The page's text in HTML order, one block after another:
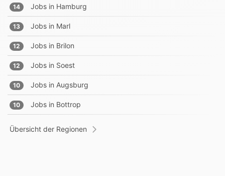
14 Jobs in Hamburg
13 Jobs in Marl
12 Jobs in Brilon
12 Jobs in Soest
10 Jobs in Augsburg
10 Jobs in Bottrop
Übersicht der Regionen